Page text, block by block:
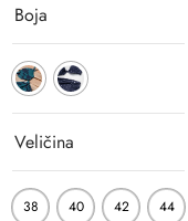
Boja
Veličina
38 40 42 44